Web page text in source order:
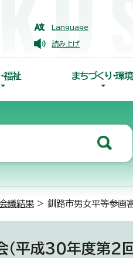
Language
読み上げ
福祉 まちづくり・環境
議結果 > 釧路市男女平等参画
（平成30年度第